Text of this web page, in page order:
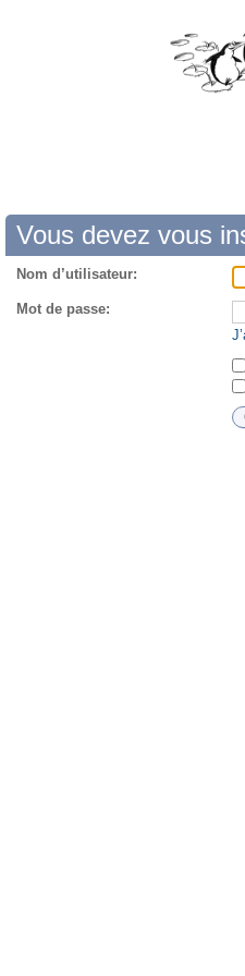
Vous devez vous
Nom d’utilisateur:
Mot de passe: